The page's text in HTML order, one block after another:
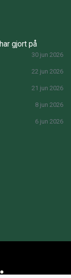
gjort på
30 jun 2026
22 jun 2026
21 jun 2026
8 jun 2026
6 jun 2026